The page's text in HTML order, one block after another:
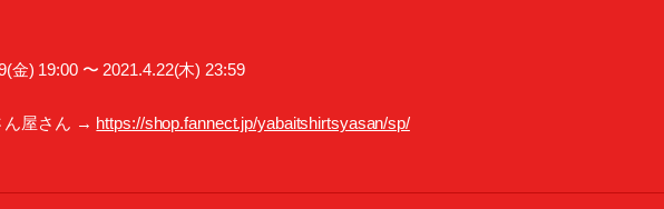
金) 19:00 〜 2021.4.22(木) 23:59
ん屋さん → https://shop.fannect.jp/yabaitshirtsyasan/sp/